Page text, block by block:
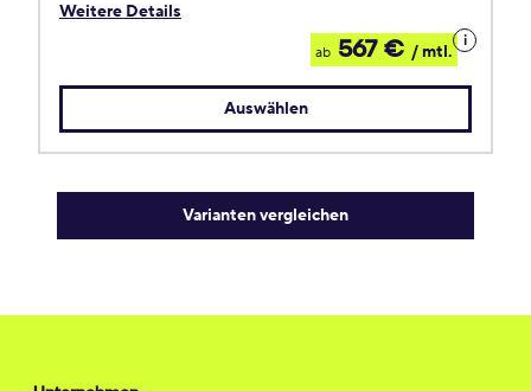
Weitere Details
ab 567 € / mtl.
Details
zum
Auswählen
Varianten vergleichen